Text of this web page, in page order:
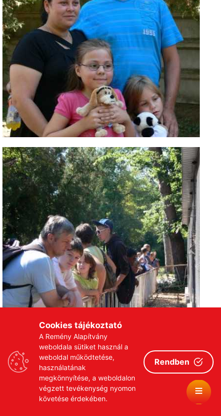
Cookies tájékoztató
A Remény Alapítvány
weboldala sütiket használ a
weboldal működtetése,
használatának
megkönnyítése, a weboldalon
végzett tevékenység nyomon
követése érdekében.
Rendben